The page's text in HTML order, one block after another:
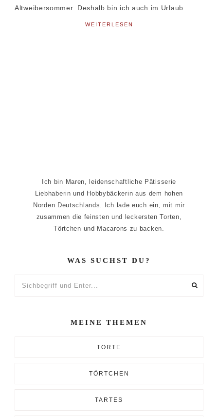
Altweibersommer. Deshalb bin ich auch im Urlaub
WEITERLESEN
Ich bin Maren, leidenschaftliche Pâtisserie
Liebhaberin und Hobbybäckerin aus dem hohen
Norden Deutschlands. Ich lade euch ein, mit mir
zusammen die feinsten und leckersten Torten,
Törtchen und Macarons zu backen.
WAS SUCHST DU?
MEINE THEMEN
TORTE
TÖRTCHEN
TARTES